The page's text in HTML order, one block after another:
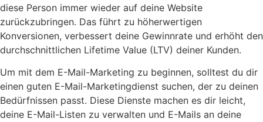
diese Person immer wieder auf deine Website
zurückzubringen. Das führt zu höherwertigen
Konversionen, verbessert deine Gewinnrate und erhöht den
durchschnittlichen Lifetime Value (LTV) deiner Kunden.
Um mit dem E-Mail-Marketing zu beginnen, solltest du dir
einen guten E-Mail-Marketingdienst suchen, der zu deinen
Bedürfnissen passt. Diese Dienste machen es dir leicht,
deine E-Mail-Listen zu verwalten und E-Mails an deine